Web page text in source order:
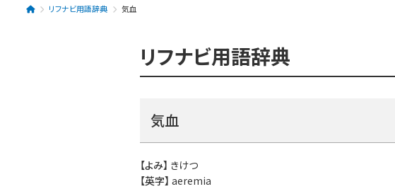
リフナビ用語辞典 気血
リフナビ用語辞典
気血
【よみ】 きけつ
【英字】 aeremia